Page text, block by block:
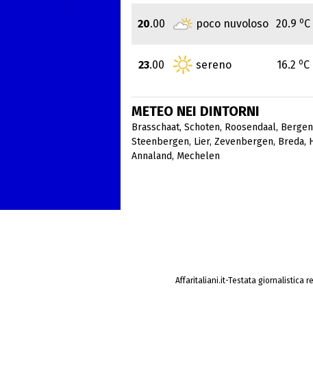
20.00 poco nuvoloso 20.9 oC
23.00 sereno 16.2 oC
METEO NEI DINTORNI
Brasschaat, Schoten, Roosendaal,
Steenbergen, Lier, Zevenbergen, Breda,
Annaland, Mechelen
Affaritaliani.it-Testata giornalistica